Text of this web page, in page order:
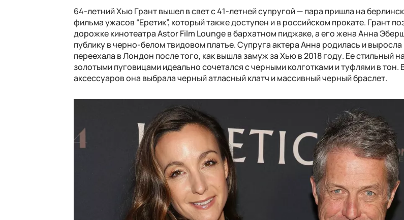
64-летний Хью Грант вышел в свет с 41-летней супругой — пара пришла на
фильма ужасов “Еретик”, который также доступен и в российском прокате. Грант
дорожке кинотеатра Astor Film Lounge в бархатном пиджаке, а его жена Анна
публику в черно-белом твидовом платье. Супруга актера Анна родилась и
переехала в Лондон после того, как вышла замуж за Хью в 2018 году. Ее стильный
золотыми пуговицами идеально сочетался с черными колготками и туфлями в тон.
аксессуаров она выбрала черный атласный клатч и массивный черный браслет.